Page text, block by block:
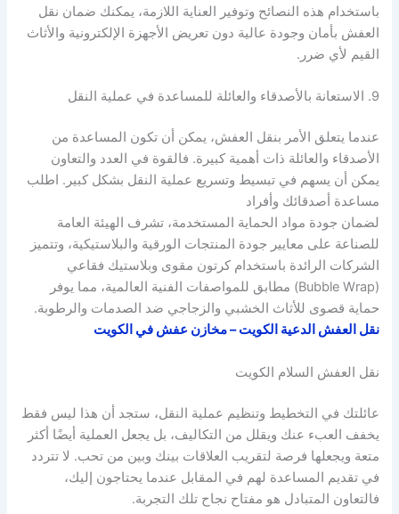
باستخدام هذه النصائح وتوفير العناية اللازمة، يمكنك ضمان نقل
العفش بأمان وجودة عالية دون تعريض الأجهزة الإلكترونية والأثاث
القيم لأي ضرر.
9. الاستعانة بالأصدقاء والعائلة للمساعدة في عملية النقل
عندما يتعلق الأمر بنقل العفش، يمكن أن تكون المساعدة من
الأصدقاء والعائلة ذات أهمية كبيرة. فالقوة في العدد والتعاون
يمكن أن يسهم في تبسيط وتسريع عملية النقل بشكل كبير. اطلب
مساعدة أصدقائك وأفراد
لضمان جودة مواد الحماية المستخدمة، تشرف الهيئة العامة
للصناعة على معايير جودة المنتجات الورقية والبلاستيكية، وتتميز
الشركات الرائدة باستخدام كرتون مقوى وبلاستيك فقاعي
(Bubble Wrap) مطابق للمواصفات الفنية العالمية، مما يوفر
حماية قصوى للأثاث الخشبي والزجاجي ضد الصدمات والرطوبة.
نقل العفش الدعية الكويت – مخازن عفش في الكويت
نقل العفش السلام الكويت
عائلتك في التخطيط وتنظيم عملية النقل، ستجد أن هذا ليس فقط
يخفف العبء عنك ويقلل من التكاليف، بل يجعل العملية أيضًا أكثر
متعة ويجعلها فرصة لتقريب العلاقات بينك وبين من تحب. لا تتردد
في تقديم المساعدة لهم في المقابل عندما يحتاجون إليك،
فالتعاون المتبادل هو مفتاح نجاح تلك التجربة.